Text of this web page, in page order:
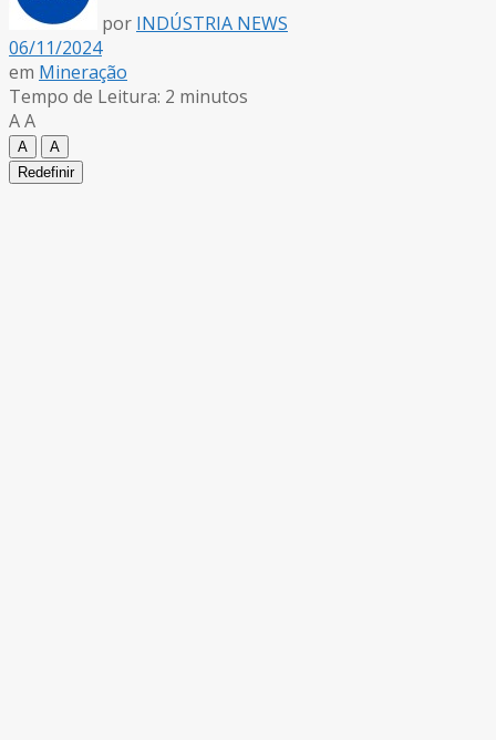
por INDÚSTRIA NEWS
06/11/2024
em Mineração
Tempo de Leitura: 2 minutos
AA
A
A
Redefinir